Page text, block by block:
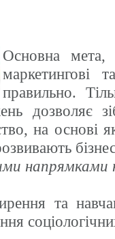
Основна мета,
маркетингові
правильно.
дозволяє
на основі
напрямками
та